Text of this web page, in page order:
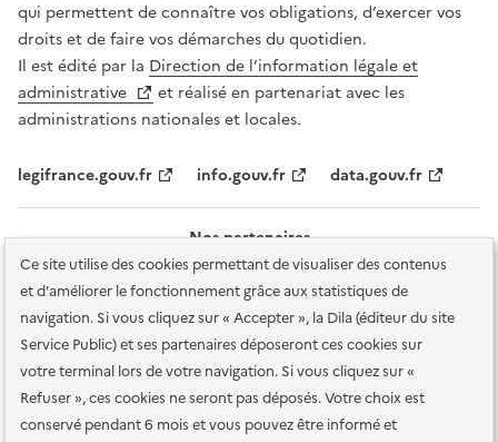
Ce site utilise des cookies permettant de visualiser des contenus
et d'améliorer le fonctionnement grâce aux statistiques de
navigation. Si vous cliquez sur « Accepter », la Dila (éditeur du site
Service Public) et ses partenaires déposeront ces cookies sur
votre terminal lors de votre navigation. Si vous cliquez sur «
Refuser », ces cookies ne seront pas déposés. Votre choix est
conservé pendant 6 mois et vous pouvez être informé et
qui permettent de connaître vos obligations, d’exercer vos
droits et de faire vos démarches du quotidien.
Il est édité par la Direction de l’information légale et
administrative
et réalisé en partenariat avec les
administrations nationales et locales.
legifrance.gouv.fr info.gouv.fr data.gouv.fr
Nos partenaires
Plan du site Accessibilité : totalement conforme
Accessibilité des
services en ligne Mentions légales Données personnelles et sécurité